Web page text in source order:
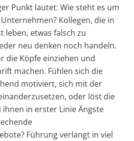
Punkt lautet: Wie steht es um
Kollegen, die in
leben, etwas falsch zu
neu denken noch handeln.
die Köpfe einziehen und
machen. Fühlen sich die
motiviert, sich mit der
oder löst die
in erster Linie Ängste
Führung verlangt in viel